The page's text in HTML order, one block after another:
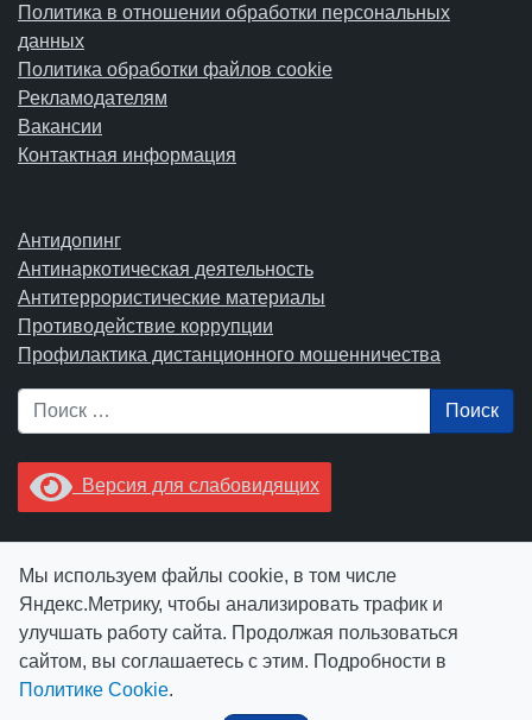
Политика в отношении обработки персональных
данных
Политика обработки файлов cookie
Рекламодателям
Вакансии
Контактная информация
Антидопинг
Антинаркотическая деятельность
Антитеррористические материалы
Противодействие коррупции
Профилактика дистанционного мошенничества
Поиск
Версия для слабовидящих
Ctrl+Enter.
Мы используем файлы cookie, в том числе
Яндекс.Метрику, чтобы анализировать трафик и
улучшать работу сайта. Продолжая пользоваться
сайтом, вы соглашаетесь с этим. Подробности в
Политике Cookie.